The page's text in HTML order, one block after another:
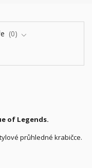
0
of Legends.
průhledné krabičce.